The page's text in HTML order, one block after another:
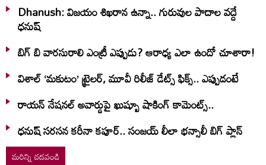
Dhanush: విజయం శిఖరాన ఉన్నా.. గురువుల పాదాల వద్దే
ధనుష్‌
బిగ్ బి వారసురాలి ఎంట్రీ ఎప్పుడు? ఆరాధ్య ఎలా ఉందో చూశారా!
విశాల్ ‘మకుటం’ ట్రైలర్, మూవీ రిలీజ్ డేట్స్ ఫిక్స్.. ఎప్పుడంటే
రాయన్ నేషనల్ అవార్డుపై ఖుష్బూ షాకింగ్ కామెంట్స్..
ధనుష్ సరసన కరీనా కపూర్.. సంజయ్ లీలా భన్సాలీ బిగ్ ప్లాన్
మరిన్ని చదవండి